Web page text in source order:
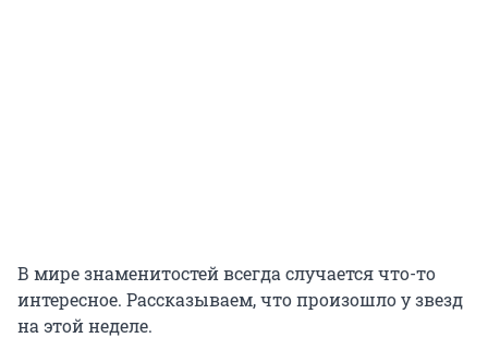
В мире знаменитостей всегда случается что-то
интересное. Рассказываем, что произошло у звезд
на этой неделе.